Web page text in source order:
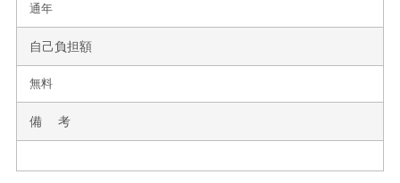
通年
自己負担額
無料
備 考